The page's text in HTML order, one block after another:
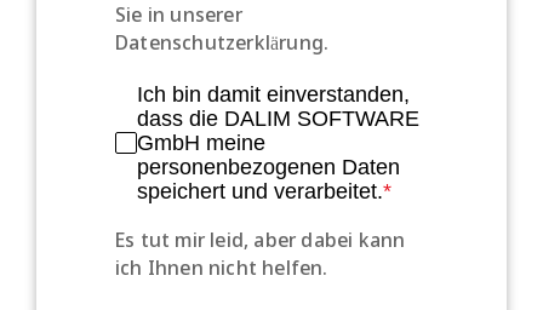
Sie in unserer
Datenschutzerklärung.
Ich bin damit einverstanden,
dass die DALIM SOFTWARE
GmbH meine
personenbezogenen Daten
speichert und verarbeitet.*
Es tut mir leid, aber dabei kann
ich Ihnen nicht helfen.